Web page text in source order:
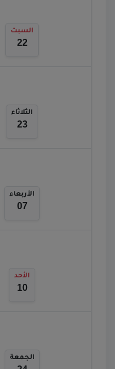
السبت
22
الثلاثاء
23
الأربعاء
07
الأحد
10
الجمعة